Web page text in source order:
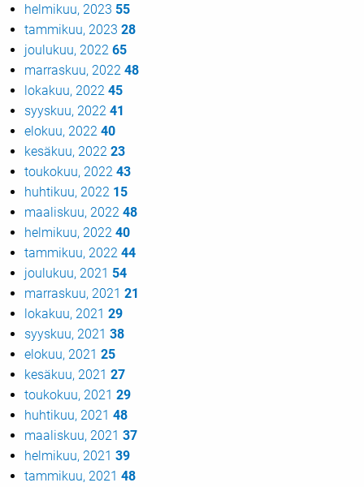
helmikuu, 2023 55
tammikuu, 2023 28
joulukuu, 2022 65
marraskuu, 2022 48
lokakuu, 2022 45
syyskuu, 2022 41
elokuu, 2022 40
kesäkuu, 2022 23
toukokuu, 2022 43
huhtikuu, 2022 15
maaliskuu, 2022 48
helmikuu, 2022 40
tammikuu, 2022 44
joulukuu, 2021 54
marraskuu, 2021 21
lokakuu, 2021 29
syyskuu, 2021 38
elokuu, 2021 25
kesäkuu, 2021 27
toukokuu, 2021 29
huhtikuu, 2021 48
maaliskuu, 2021 37
helmikuu, 2021 39
tammikuu, 2021 48